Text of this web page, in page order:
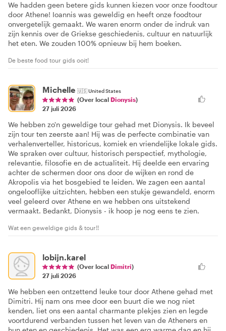
We hadden geen betere gids kunnen kiezen voor onze foodtour
door Athene! Ioannis was geweldig en heeft onze foodtour
onvergetelijk gemaakt. We waren enorm onder de indruk van
zijn kennis over de Griekse geschiedenis, cultuur en natuurlijk
het eten. We zouden 100% opnieuw bij hem boeken.
De beste food tour gids ooit!
Michelle 🇺🇸United States
(Over local Dionysis)
27 juli 2026
We hebben zo'n geweldige tour gehad met Dionysis. Ik beveel
zijn tour ten zeerste aan! Hij was de perfecte combinatie van
verhalenverteller, historicus, komiek en vriendelijke lokale gids.
We spraken over cultuur, historisch perspectief, mythologie,
relevantie, filosofie en de actualiteit. Hij deelde een ervaring
achter de schermen door ons door de wijken en rond de
Akropolis via het bosgebied te leiden. We zagen een aantal
ongelooflijke uitzichten, hebben een stukje gewandeld, enorm
veel geleerd over Athene en we hebben ons uitstekend
vermaakt. Bedankt, Dionysis - ik hoop je nog eens te zien.
Wat een geweldige gids & tour!!
lobijn.karel
(Over local Dimitri)
27 juli 2026
We hebben een ontzettend leuke tour door Athene gehad met
Dimitri. Hij nam ons mee door een buurt die we nog niet
kenden, liet ons een aantal charmante plekjes zien en legde
voortdurend verbanden tussen het leven van de Atheners en